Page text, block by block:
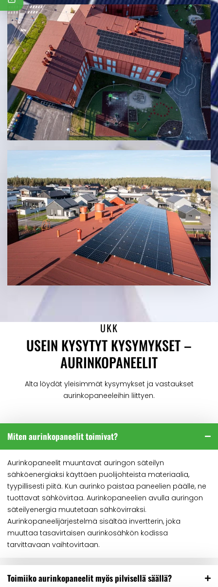
UKK
USEIN KYSYTYT KYSYMYKSET –
AURINKOPANEELIT
Alta löydät yleisimmät kysymykset ja vastaukset
aurinkopaneeleihin liittyen.
Miten aurinkopaneelit toimivat?
Aurinkopaneelit muuntavat auringon säteilyn
sähköenergiaksi käyttäen puolijohteista materiaalia,
tyypillisesti piitä. Kun aurinko paistaa paneelien päälle, ne
tuottavat sähkövirtaa. Aurinkopaneelien avulla auringon
säteilyenergia muutetaan sähkövirraksi.
Aurinkopaneelijärjestelmä sisältää invertterin, joka
muuttaa tasavirtaisen aurinkosähkön kodissa
tarvittavaan vaihtovirtaan.
Toimiiko aurinkopaneelit myös pilvisellä säällä?